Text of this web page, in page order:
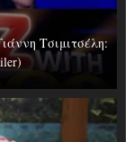
Τσιμιτσέλη: